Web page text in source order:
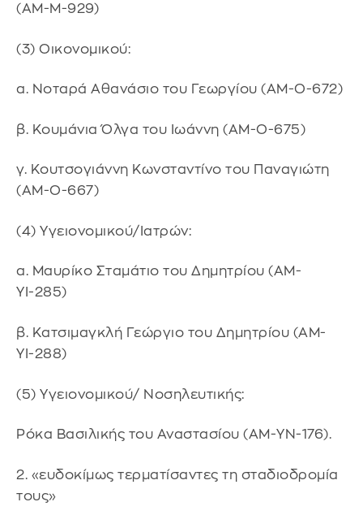
(ΑΜ-Μ-929)
(3) Οικονομικού:
α. Νοταρά Αθανάσιο του Γεωργίου (ΑΜ-Ο-672)
β. Κουμάνια Όλγα του Ιωάννη (ΑΜ-Ο-675)
γ. Κουτσογιάννη Κωνσταντίνο του Παναγιώτη
(ΑΜ-Ο-667)
(4) Υγειονομικού/Ιατρών:
α. Μαυρίκο Σταμάτιο του Δημητρίου (ΑΜ-
ΥΙ-285)
β. Κατσιμαγκλή Γεώργιο του Δημητρίου (ΑΜ-
ΥΙ-288)
(5) Υγειονομικού/ Νοσηλευτικής:
Ρόκα Βασιλικής του Αναστασίου (ΑΜ-ΥΝ-176).
2. «ευδοκίμως τερματίσαντες τη σταδιοδρομία
τους»